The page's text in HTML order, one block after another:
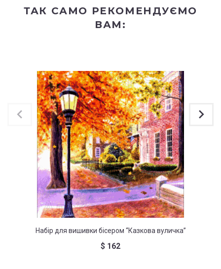
ТАК САМО РЕКОМЕНДУЄМО
ВАМ:
Набір для вишивки бісером “Казкова вуличка”
$ 162